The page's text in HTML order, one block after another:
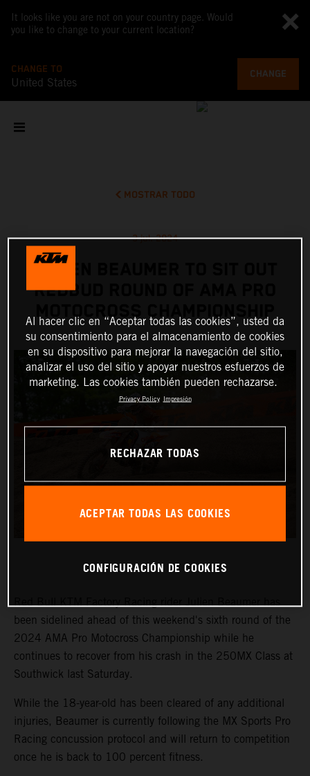
It looks like you are not on your country page. Would
you like to change to your current location?
CHANGE TO
United States
CHANGE
MOSTRAR TODO
3 jul. 2024
JULIEN BEAUMER TO SIT OUT
REDBUD ROUND OF AMA PRO
MOTOCROSS CHAMPIONSHIP
been sidelined ahead of this weekend's sixth round of the
2024 AMA Pro Motocross Championship while he
continues to recover from his crash in the 250MX Class at
Southwick last Saturday.
While the 18-year-old has been cleared of any additional
injuries, Beaumer is currently following the MX Sports Pro
Racing concussion protocol and will return to competition
once he is back to 100 percent fitness.
Al hacer clic en “Aceptar todas las cookies”, usted da
su consentimiento para el almacenamiento de cookies
en su dispositivo para mejorar la navegación del sitio,
analizar el uso del sitio y apoyar nuestros esfuerzos de
marketing. Las cookies también pueden rechazarse.
Privacy Policy Impresión
RECHAZAR TODAS
ACEPTAR TODAS LAS COOKIES
CONFIGURACIÓN DE COOKIES